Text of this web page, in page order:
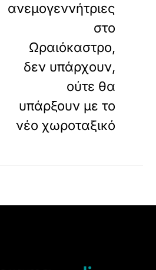
ανεμογεννήτριες
στο
Ωραιόκαστρο,
δεν υπάρχουν,
ούτε θα
υπάρξουν με το
νέο χωροταξικό